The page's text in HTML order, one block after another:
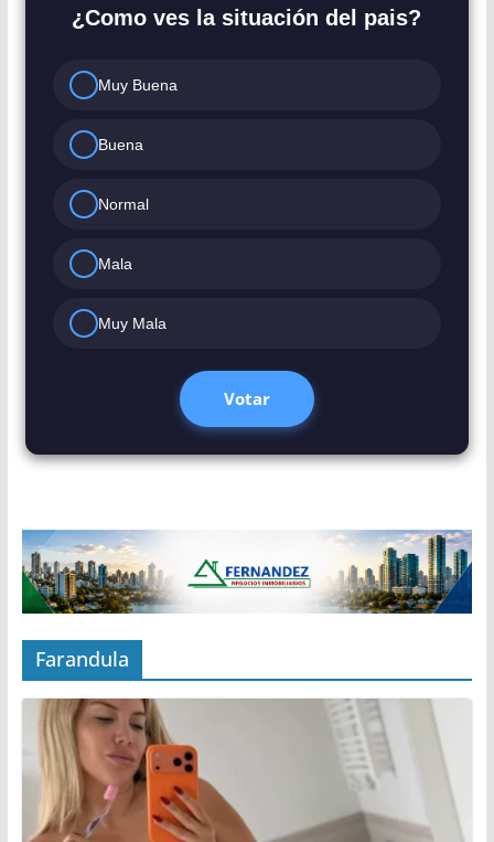
¿Como ves la situación del pais?
Muy Buena
Buena
Normal
Mala
Muy Mala
Votar
Farandula